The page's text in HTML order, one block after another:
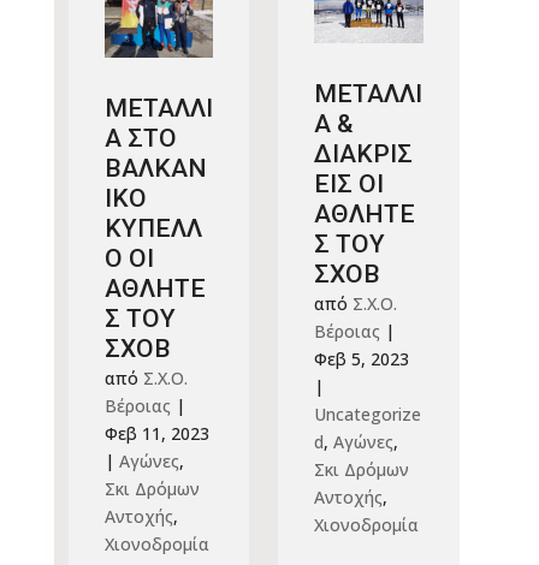
ΜΕΤΑΛΛΙ
Α ΣΤΟ
ΒΑΛΚΑΝ
ΙΚΟ
ΚΥΠΕΛΛ
Ο ΟΙ
ΑΘΛΗΤΕ
Σ ΤΟΥ
ΣΧΟΒ
από Σ.Χ.Ο.
Βέροιας |
Φεβ 11, 2023
| Αγώνες,
Σκι Δρόμων
Αντοχής,
Χιονοδρομία
ΜΕΤΑΛΛΙ
Α &
ΔΙΑΚΡΙΣ
ΕΙΣ ΟΙ
ΑΘΛΗΤΕ
Σ ΤΟΥ
ΣΧΟΒ
από Σ.Χ.Ο.
Βέροιας |
Φεβ 5, 2023
|
Uncategorize
d,Αγώνες,
Σκι Δρόμων
Αντοχής,
Χιονοδρομία